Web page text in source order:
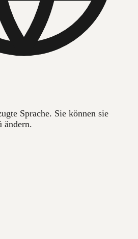
Sprache. Sie können sie
ändern.